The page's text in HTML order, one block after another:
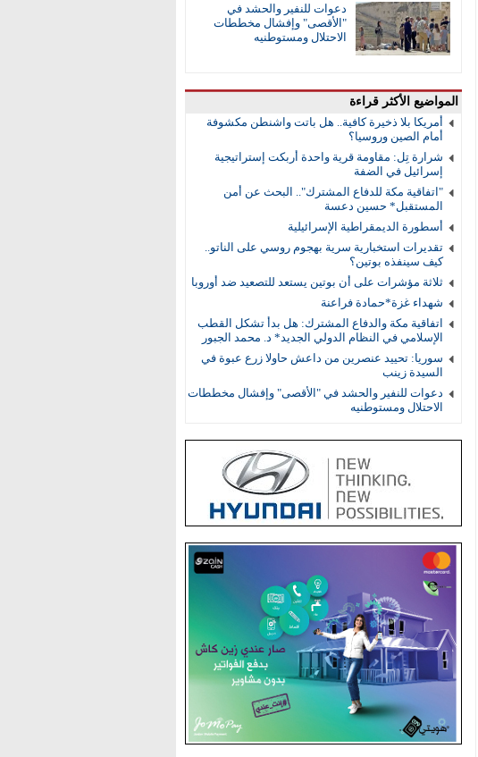
دعوات للنفير والحشد في
"الأقصى" وإفشال مخططات
الاحتلال ومستوطنيه
المواضيع الأكثر قراءة
أمريكا بلا ذخيرة كافية.. هل باتت واشنطن مكشوفة
أمام الصين وروسيا؟
شرارة تِل: مقاومة قرية واحدة أربكت إستراتيجية
إسرائيل في الضفة
"اتفاقية مكة للدفاع المشترك".. البحث عن أمن
المستقبل* حسين دعسة
أسطورة الديمقراطية الإسرائيلية
تقديرات استخبارية سرية بهجوم روسي على الناتو..
كيف سينفذه بوتين؟
ثلاثة مؤشرات على أن بوتين يستعد للتصعيد ضد أوروبا
شهداء غزة*حمادة فراعنة
اتفاقية مكة والدفاع المشترك: هل بدأ تشكل القطب
الإسلامي في النظام الدولي الجديد* د. محمد الجبور
سوريا: تحييد عنصرين من داعش حاولا زرع عبوة في
السيدة زينب
دعوات للنفير والحشد في "الأقصى" وإفشال مخططات
الاحتلال ومستوطنيه